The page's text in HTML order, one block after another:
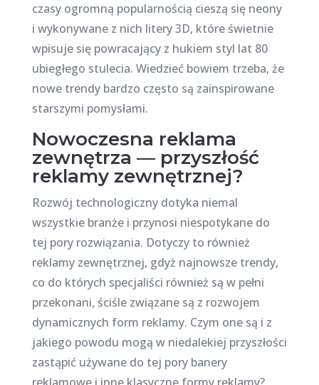
czasy ogromną popularnością cieszą się neony
i wykonywane z nich litery 3D, które świetnie
wpisuje się powracający z hukiem styl lat 80
ubiegłego stulecia. Wiedzieć bowiem trzeba, że
nowe trendy bardzo często są zainspirowane
starszymi pomysłami.
Nowoczesna reklama
zewnętrza — przyszłość
reklamy zewnętrznej?
Rozwój technologiczny dotyka niemal
wszystkie branże i przynosi niespotykane do
tej pory rozwiązania. Dotyczy to również
reklamy zewnętrznej, gdyż najnowsze trendy,
co do których specjaliści również są w pełni
przekonani, ściśle związane są z rozwojem
dynamicznych form reklamy. Czym one są i z
jakiego powodu mogą w niedalekiej przyszłości
zastąpić używane do tej pory banery